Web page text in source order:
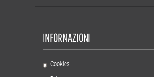
INFORMAZIONI
Cookies